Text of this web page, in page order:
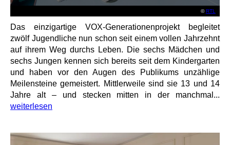
©RTL
Das einzigartige VOX-Generationenprojekt begleitet
zwölf Jugendliche nun schon seit einem vollen Jahrzehnt
auf ihrem Weg durchs Leben. Die sechs Mädchen und
sechs Jungen kennen sich bereits seit dem Kindergarten
und haben vor den Augen des Publikums unzählige
Meilensteine gemeistert. Mittlerweile sind sie 13 und 14
Jahre alt – und stecken mitten in der manchmal...
weiterlesen